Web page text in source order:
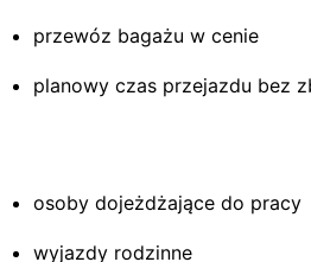
przewóz bagażu w cenie
planowy czas przejazdu bez
osoby dojeżdżające do pracy
wyjazdy rodzinne